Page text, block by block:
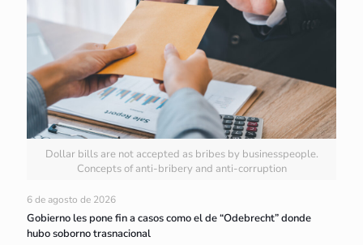
Dollar bills are not accepted as bribes by businesspeople.
Concepts of anti-bribery and anti-corruption
6 de agosto de 2026
Gobierno les pone fin a casos como el de “Odebrecht” donde
hubo soborno trasnacional